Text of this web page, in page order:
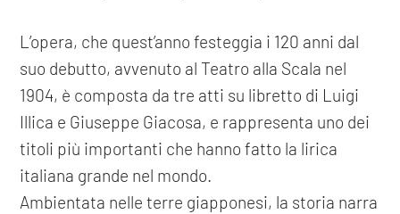
L’opera, che quest’anno festeggia i 120 anni dal
suo debutto, avvenuto al Teatro alla Scala nel
1904, è composta da tre atti su libretto di Luigi
Illica e Giuseppe Giacosa, e rappresenta uno dei
titoli più importanti che hanno fatto la lirica
italiana grande nel mondo.
Ambientata nelle terre giapponesi, la storia narra